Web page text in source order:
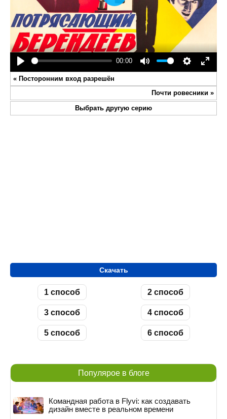
Play
00:00
Mute Settings
Enter
Play
« Посторонним вход разрешён
Почти ровесники »
Выбрать другую серию
Скачать
1 способ 2 способ
3 способ 4 способ
5 способ 6 способ
Популярое в блоге
Командная работа в Flyvi: как создавать
дизайн вместе в реальном времени